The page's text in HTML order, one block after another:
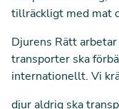
tillräckligt med mat
Djurens Rätt
transporter ska
internationellt. Vi
djur aldrig ska